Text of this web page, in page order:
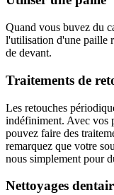
Quand vous buvez du
l'utilisation d'une paille
de devant.
Traitements de
Les retouches
indéfiniment. Avec vos
pouvez faire des
remarquez que votre
nous simplement pour
Nettoyages